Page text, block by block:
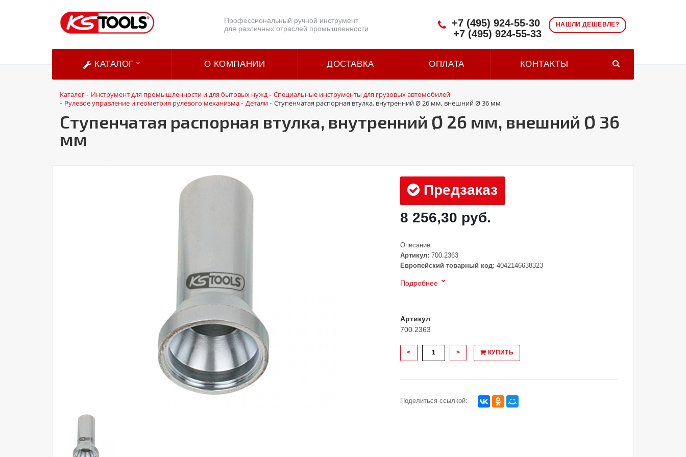
Профессиональный ручной инструмент
для различных отраслей промышленности
НАШЛИ ДЕШЕВЛЕ?
+7 (495) 924-55-30
+7 (495) 924-55-33
КАТАЛОГ О КОМПАНИИ ДОСТАВКА ОПЛАТА КОНТАКТЫ
Каталог- Инструмент для промышленности и для бытовых нужд- Специальные инструменты для грузовых автомобилей
- Рулевое управление и геометрия рулевого механизма- Детали- Ступенчатая распорная втулка, внутренний Ø 26 мм, внешний Ø 36 мм
Ступенчатая распорная втулка, внутренний Ø 26 мм, внешний Ø 36
мм
Предзаказ
8 256,30 руб.
Описание:
Артикул: 700.2363
Европейский товарный код: 4042146638323
Подробнее
Артикул
700.2363
< > КУПИТЬ
Поделиться ссылкой: